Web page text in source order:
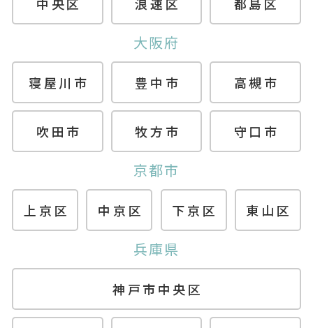
中央区 浪速区 都島区
大阪府
寝屋川市 豊中市 高槻市
吹田市 牧方市 守口市
京都市
上京区 中京区 下京区 東山区
兵庫県
神戸市中央区